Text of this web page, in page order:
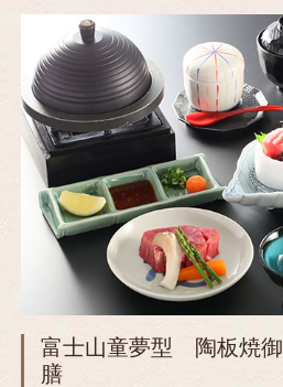
富士山童夢型 陶板焼御
膳